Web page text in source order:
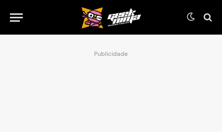
Publicidade